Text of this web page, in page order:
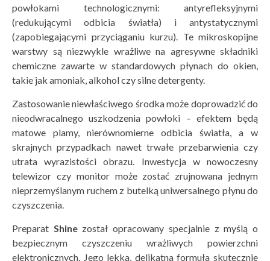
powłokami technologicznymi: antyrefleksyjnymi
(redukującymi odbicia światła) i antystatycznymi
(zapobiegającymi przyciąganiu kurzu). Te mikroskopijne
warstwy są niezwykle wrażliwe na agresywne składniki
chemiczne zawarte w standardowych płynach do okien,
takie jak amoniak, alkohol czy silne detergenty.
Zastosowanie niewłaściwego środka może doprowadzić do
nieodwracalnego uszkodzenia powłoki – efektem będą
matowe plamy, nierównomierne odbicia światła, a w
skrajnych przypadkach nawet trwałe przebarwienia czy
utrata wyrazistości obrazu. Inwestycja w nowoczesny
telewizor czy monitor może zostać zrujnowana jednym
nieprzemyślanym ruchem z butelką uniwersalnego płynu do
czyszczenia.
Preparat Shinezostał opracowany specjalnie z myślą o
bezpiecznym czyszczeniu wrażliwych powierzchni
elektronicznych. Jego lekka, delikatna formuła skutecznie